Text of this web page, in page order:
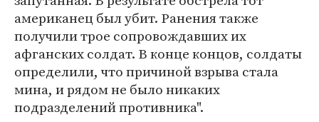
американец был убит. Ранения также
получили трое сопровождавших их
афганских солдат. В конце концов, солдаты
определили, что причиной взрыва стала
мина, и рядом не было никаких
подразделений противника".